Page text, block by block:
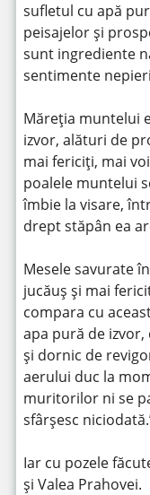
sufletul cu apă
peisajelor și
sunt ingrediente
sentimente
Măreția muntelui
izvor, alături de
mai fericiți, mai
poalele muntelui
îmbie la visare,
drept stăpân ea
Mesele savurate
jucăuș și mai
compara cu
apa pură de
și dornic de
aerului duc la
muritorilor ni se
sfârșesc
Iar cu pozele
și Valea Prahovei.